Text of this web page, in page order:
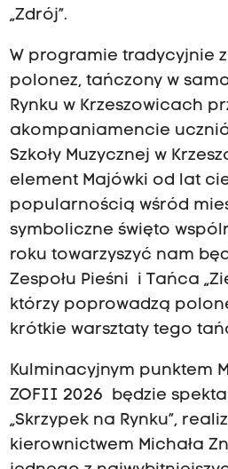
„Zdrój”.
W programie tradycyjnie
polonez, tańczony w
Rynku w Krzeszowicach
akompaniamencie
Szkoły Muzycznej w
element Majówki od lat
popularnością wśród
symboliczne święto
roku towarzyszyć nam
Zespołu Pieśni i Tańca
którzy poprowadzą
krótkie warsztaty tego
Kulminacyjnym punktem
ZOFII 2026 będzie
„Skrzypek na Rynku”,
kierownictwem Michała